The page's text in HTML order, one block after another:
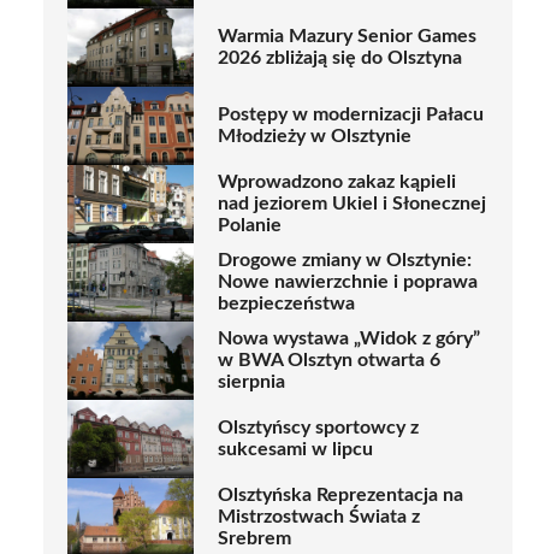
Warmia Mazury Senior Games
2026 zbliżają się do Olsztyna
Postępy w modernizacji Pałacu
Młodzieży w Olsztynie
Wprowadzono zakaz kąpieli
nad jeziorem Ukiel i Słonecznej
Polanie
Drogowe zmiany w Olsztynie:
Nowe nawierzchnie i poprawa
bezpieczeństwa
Nowa wystawa „Widok z góry”
w BWA Olsztyn otwarta 6
sierpnia
Olsztyńscy sportowcy z
sukcesami w lipcu
Olsztyńska Reprezentacja na
Mistrzostwach Świata z
Srebrem